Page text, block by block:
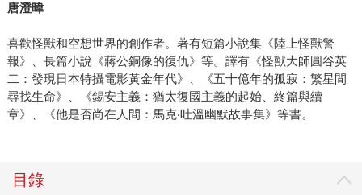
唐澄暐
喜歡怪獸和空想世界的創作者。著有短篇小說集《陸上怪獸警
報》、長篇小說《蔣公銅像的復仇》等。譯有《怪獸大師圓谷英
二：發現日本特攝電影黃金年代》、《五十億年的孤寂：繁星間
尋找生命》、《錫安主義：猶太復國主義的起始、終篇與續
章》、《他是否尚在人間：馬克‧吐溫幽默故事集》等書。
目錄